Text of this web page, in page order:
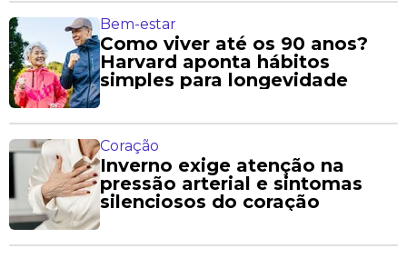
Bem-estar
Como viver até os 90 anos?
Harvard aponta hábitos
simples para longevidade
Coração
Inverno exige atenção na
pressão arterial e sintomas
silenciosos do coração